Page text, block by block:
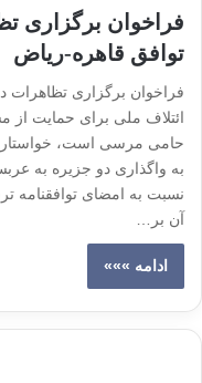
فراخوان برگزاری
توافق قاهره-ریاض
فراخوان برگزاری تظاهرات
ائتلاف ملی برای حمایت از
حامی مرسی است، خواستار
به واگذاری دو جزیره به
نسبت به امضای توافقنامه
آن بر…
ادامه »»»